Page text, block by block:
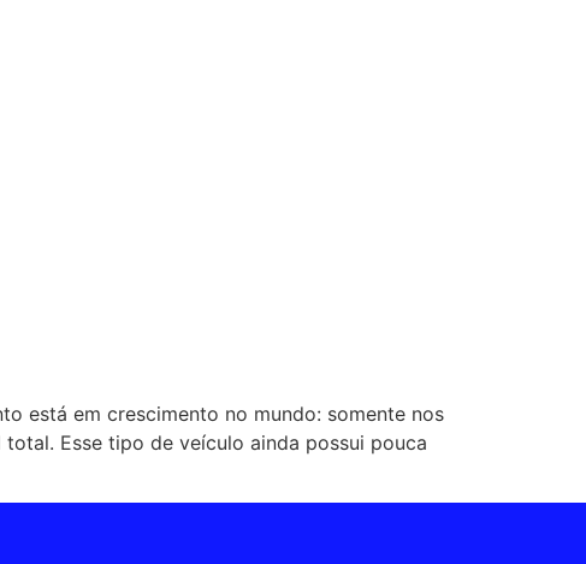
está em crescimento no mundo: somente nos
Esse tipo de veículo ainda possui pouca